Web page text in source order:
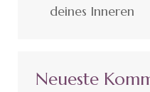
deines Inneren
Neueste